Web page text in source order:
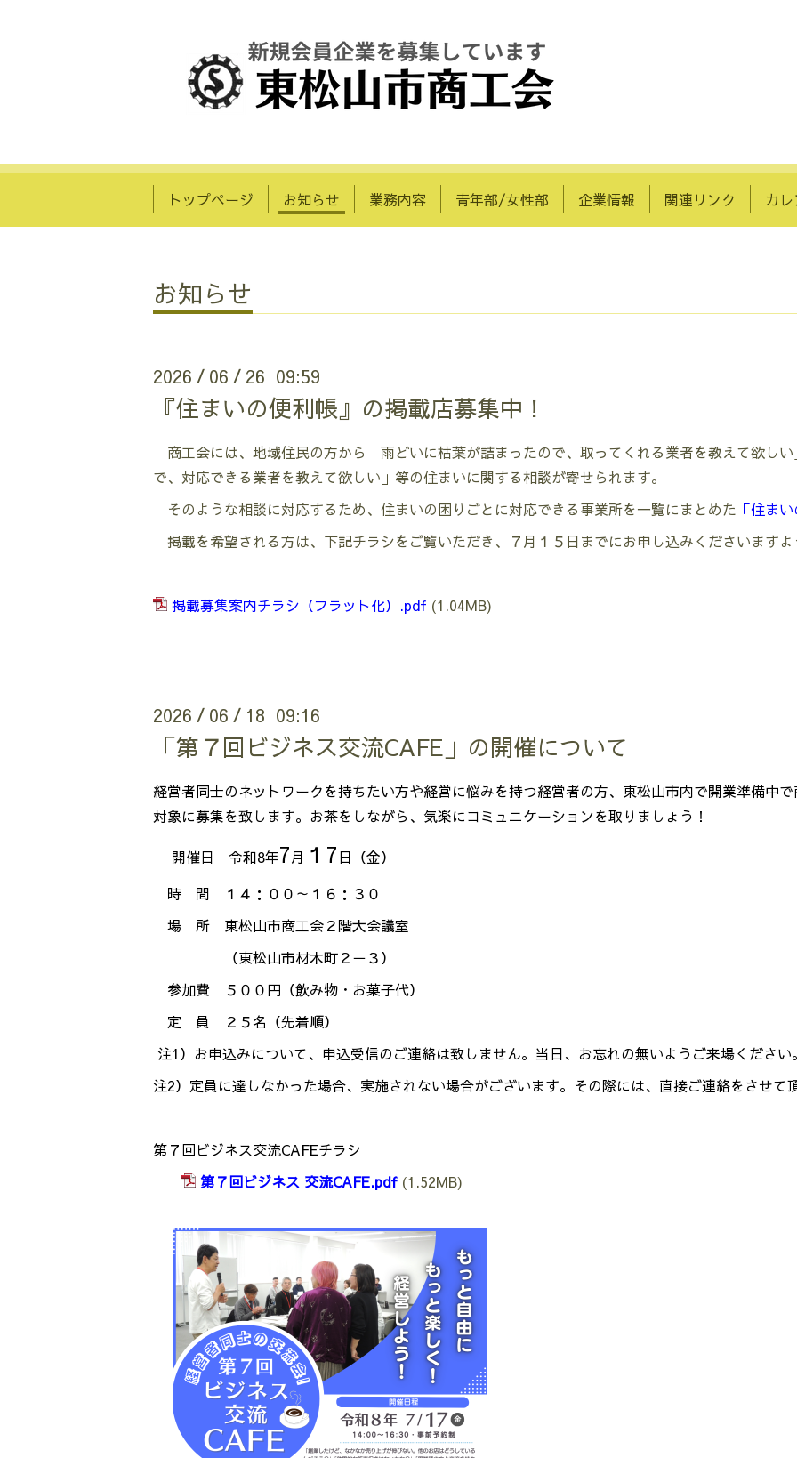
トップページ お知らせ 業務内容 青年部/女性部 企業情報 関連リンク カ
お知らせ
2026 / 06 / 26 09:59
『住まいの便利帳』の掲載店募集中！
商工会には、地域住民の方から「雨どいに枯葉が詰まったので、取ってくれる業者を教えて欲し
で、対応できる業者を教えて欲しい」等の住まいに関する相談が寄せられます。
そのような相談に対応するため、住まいの困りごとに対応できる事業所を一覧にまとめた 「住ま
掲載を希望される方は、下記チラシをご覧いただき、７月１５日までにお申し込みくださいますよ
掲載募集案内チラシ（フラット化）.pdf (1.04MB)
2026 / 06 / 18 09:16
「第７回ビジネス交流CAFE」の開催について
経営者同士のネットワークを持ちたい方や経営に悩みを持つ経営者の方、 東松山市内で開業準備中
対象に募集を致します。お茶をしながら、気楽にコミュニケーションを取りましょう！
開催日 令和8年7月 １7日 （金）
時 間 １４：００～１６：３０
場 所 東松山市商工会２階大会議室
（東松山市材木町２－３）
参加費 ５００円（飲み物・お菓子代）
定 員 ２５名（先着順）
注1）お申込みについて、申込受信のご連絡は致しません。 当日、お忘れの無いようご来場ください。
注2）定員に達しなかった場合、実施されない場合がございます。 その際には、直接ご連絡をさせて
第７回ビジネス交流CAFEチラシ
第７回ビジネス 交流CAFE.pdf (1.52MB)